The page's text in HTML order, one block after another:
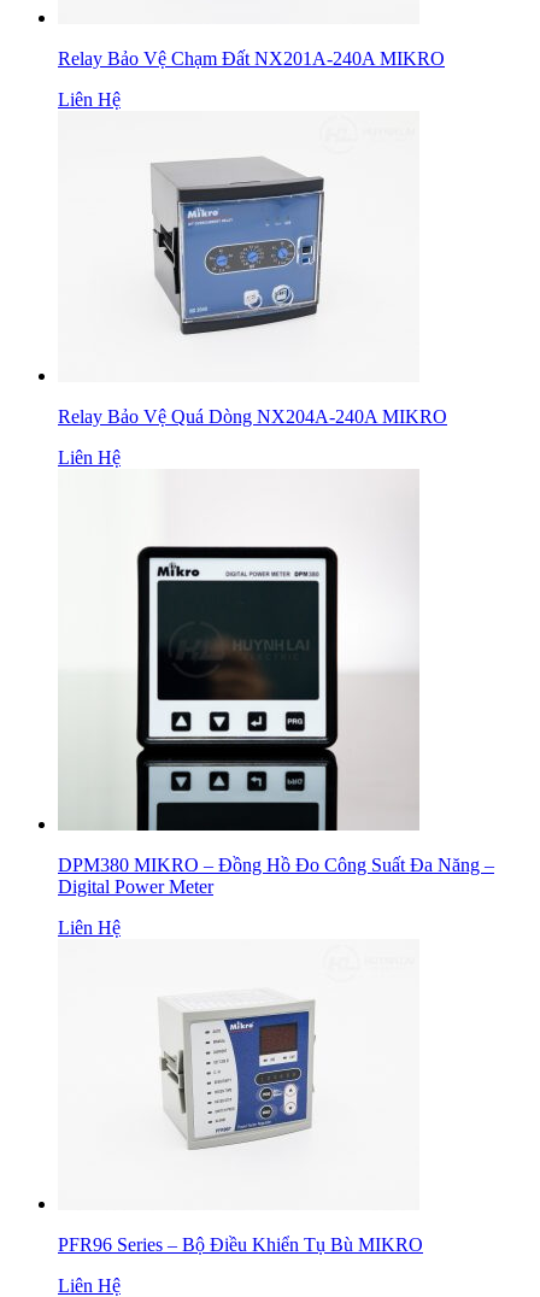
Relay Bảo Vệ Chạm Đất NX201A-240A MIKRO
Liên Hệ
Relay Bảo Vệ Quá Dòng NX204A-240A MIKRO
Liên Hệ
DPM380 MIKRO – Đồng Hồ Đo Công Suất Đa Năng –
Digital Power Meter
Liên Hệ
PFR96 Series – Bộ Điều Khiển Tụ Bù MIKRO
Liên Hệ